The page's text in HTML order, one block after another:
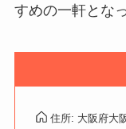
すめの一軒とな
住所: 大阪府大